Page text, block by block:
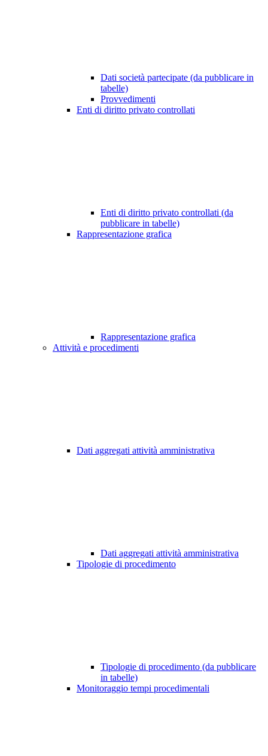
Dati società partecipate (da pubblicare in
tabelle)
Provvedimenti
Enti di diritto privato controllati
Enti di diritto privato controllati (da
pubblicare in tabelle)
Rappresentazione grafica
Rappresentazione grafica
Attività e procedimenti
Dati aggregati attività amministrativa
Dati aggregati attività amministrativa
Tipologie di procedimento
Tipologie di procedimento (da pubblicare
in tabelle)
Monitoraggio tempi procedimentali